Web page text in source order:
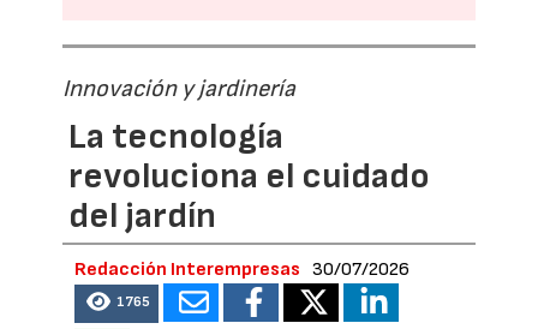
Innovación y jardinería
La tecnología
revoluciona el cuidado
del jardín
Redacción Interempresas 30/07/2026
1765